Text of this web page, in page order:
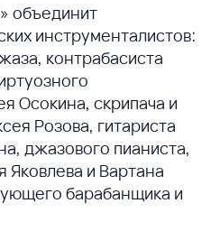
объединит
инструменталистов:
контрабасиста
Осокина, скрипача и
Розова, гитариста
джазового пианиста,
Яковлева и Вартана
барабанщика и